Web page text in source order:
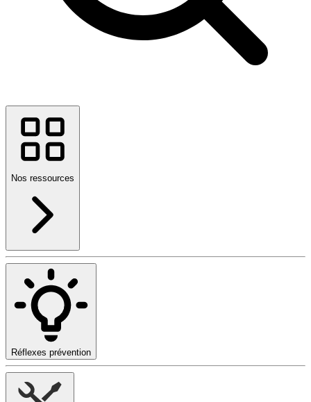
Nos ressources
Réflexes prévention